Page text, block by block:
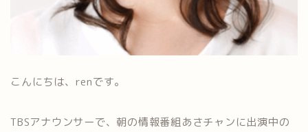
こんにちは、renです。
TBSアナウンサーで、朝の情報番組あさチャンに出演中の